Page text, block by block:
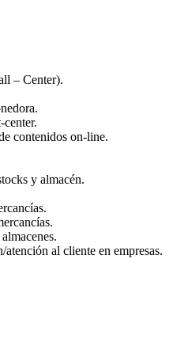
– Center).
center.
contenidos on-line.
y almacén.
al cliente en empresas.